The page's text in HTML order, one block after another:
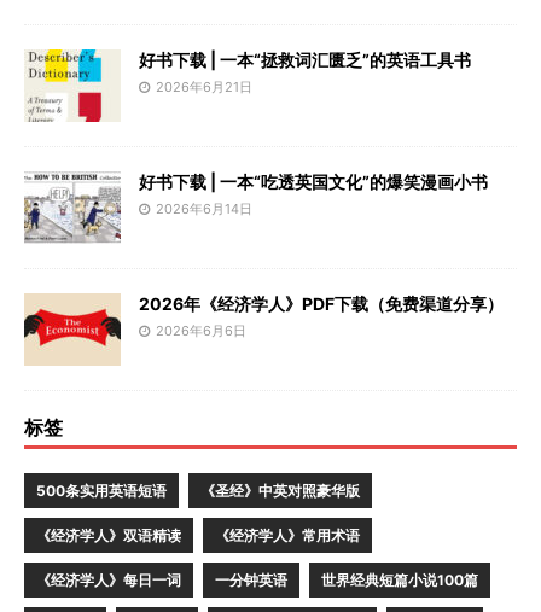
好书下载 | 一本“拯救词汇匮乏”的英语工具书
2026年6月21日
好书下载 | 一本“吃透英国文化”的爆笑漫画小书
2026年6月14日
2026年《经济学人》PDF下载（免费渠道分享）
2026年6月6日
标签
500条实用英语短语 《圣经》中英对照豪华版
《经济学人》双语精读 《经济学人》常用术语
《经济学人》每日一词 一分钟英语 世界经典短篇小说100篇